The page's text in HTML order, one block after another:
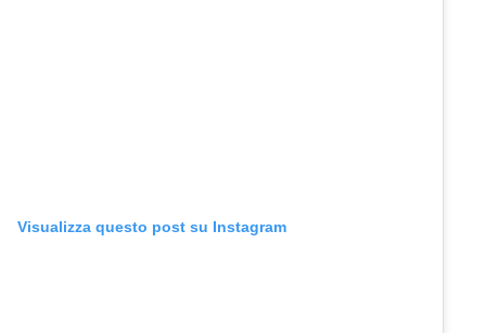
Visualizza questo post su Instagram